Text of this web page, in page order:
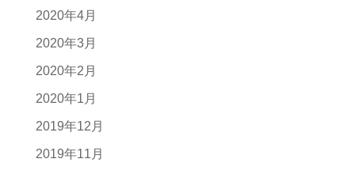
2020年4月
2020年3月
2020年2月
2020年1月
2019年12月
2019年11月